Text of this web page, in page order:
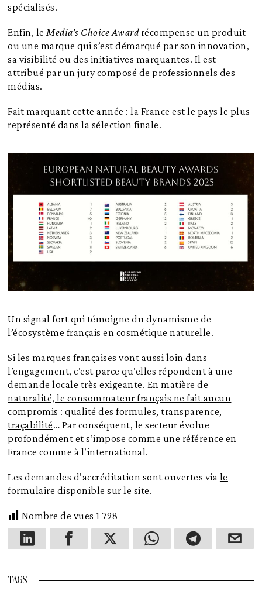
spécialisés.
Enfin, le Media’s Choice Awardrécompense un produit
ou une marque qui s’est démarqué par son innovation,
sa visibilité ou des initiatives marquantes. Il est
attribué par un jury composé de professionnels des
médias.
Fait marquant cette année : la France est le pays le plus
représenté dans la sélection finale.
Un signal fort qui témoigne du dynamisme de
l’écosystème français en cosmétique naturelle.
Si les marques françaises vont aussi loin dans
l’engagement, c’est parce qu’elles répondent à une
demande locale très exigeante. En matière de
naturalité, le consommateur français ne fait aucun
compromis : qualité des formules, transparence,
traçabilité… Par conséquent, le secteur évolue
profondément et s’impose comme une référence en
France comme à l’international.
Les demandes d’accréditation sont ouvertes via le
formulaire disponible sur le site.
Nombre de vues 1 798
TAGS